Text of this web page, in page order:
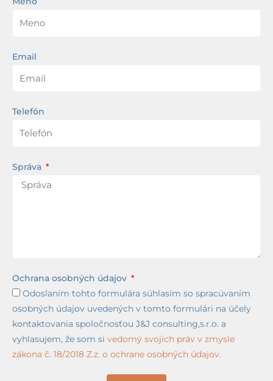
Email
Telefón
Správa
Ochrana osobných údajov
Odoslaním tohto formulára súhlasím so spracúvaním
osobných údajov uvedených v tomto formulári na účely
kontaktovania spoločnosťou J&J consulting,s.r.o. a
vyhlasujem, že som si vedomý svojich práv v zmysle
zákona č. 18/2018 Z.z. o ochrane osobných údajov.